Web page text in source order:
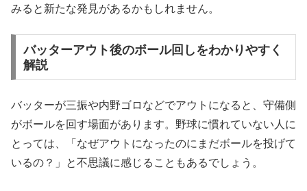
みると新たな発見があるかもしれません。
バッターアウト後のボール回しをわかりやすく
解説
バッターが三振や内野ゴロなどでアウトになると、守備側
がボールを回す場面があります。野球に慣れていない人に
とっては、「なぜアウトになったのにまだボールを投げて
いるの？」と不思議に感じることもあるでしょう。